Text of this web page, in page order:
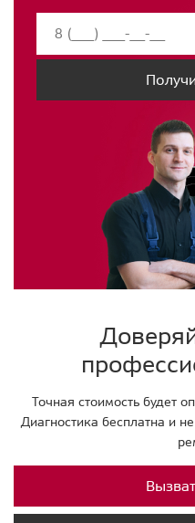
Точная стоимость будет
Диагностика бесплатна и